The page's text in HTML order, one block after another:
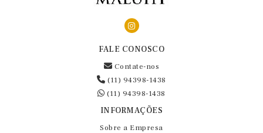
FALE CONOSCO
Contate-nos
(11) 94398-1438
(11) 94398-1438
INFORMAÇÕES
Sobre a Empresa